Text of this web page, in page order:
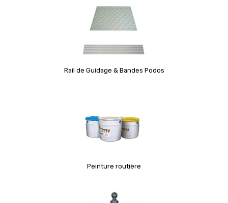
Rail de Guidage & Bandes Podos
Peinture routière